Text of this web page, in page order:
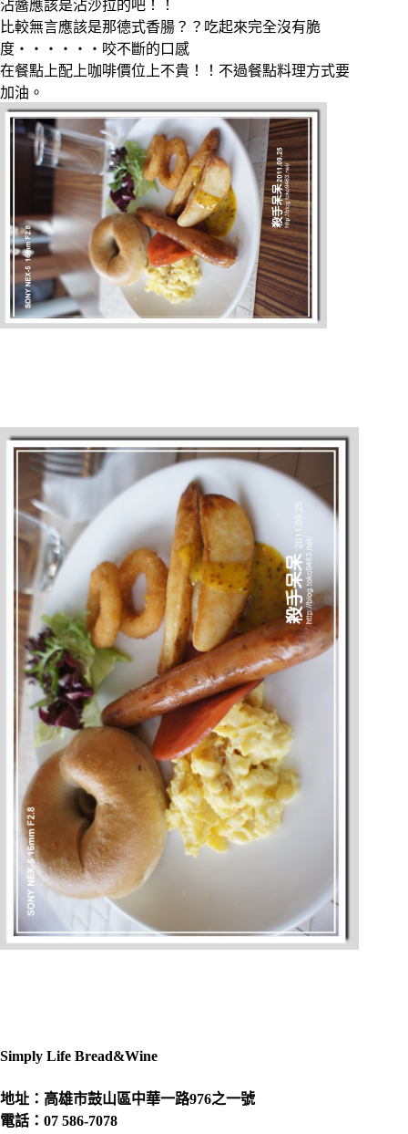
沾醬應該是沾沙拉的吧！！
比較無言應該是那德式香腸？？吃起來完全沒有脆
度‧‧‧‧‧‧咬不斷的口感
在餐點上配上咖啡價位上不貴！！不過餐點料理方式要
加油。
Simply Life Bread&Wine
地址：高雄市鼓山區中華一路976之一號
電話：07 586-7078